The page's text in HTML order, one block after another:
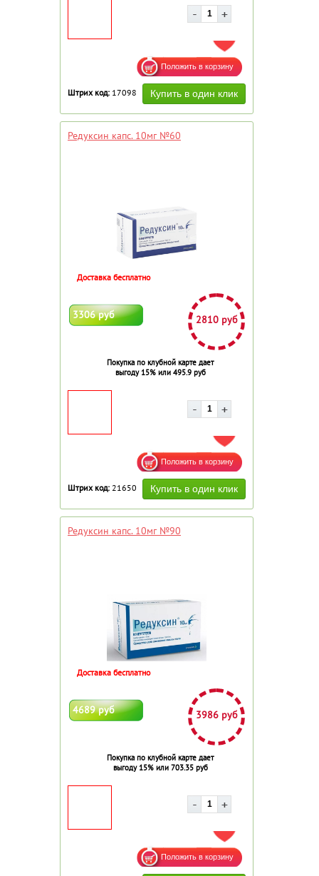
ДОБАВИТЬ В ИЗБРАННОЕ
Штрих код: 17098
Редуксин капс. 10мг №60
3306 руб 2810 руб
Покупка по клубной карте дает
выгоду 15% или 495.9 руб
Доставка бесплатно
ДОБАВИТЬ В ИЗБРАННОЕ
Штрих код: 21650
Редуксин капс. 10мг №90
4689 руб 3986 руб
Покупка по клубной карте дает
выгоду 15% или 703.35 руб
Доставка бесплатно
ДОБАВИТЬ В ИЗБРАННОЕ